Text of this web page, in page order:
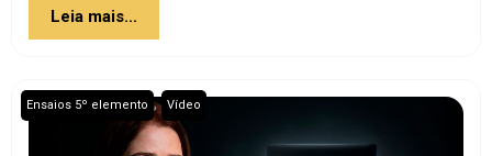
Leia mais...
Ensaios 5º elemento , Vídeo